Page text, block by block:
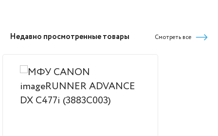
Недавно просмотренные товары Смотреть все